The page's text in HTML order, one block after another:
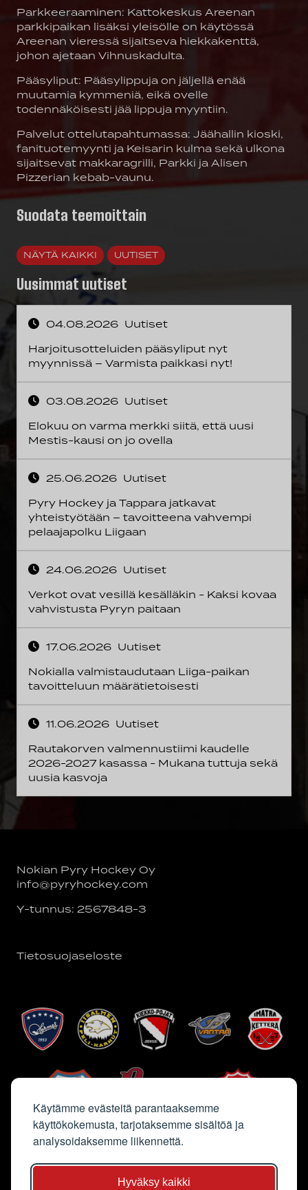
Käytämme evästeitä parantaaksemme
käyttökokemusta, tarjotaksemme sisältöä ja
analysoidaksemme liikennettä.
Hyväksy kaikki
Parkkeeraaminen: Kattokeskus Areenan
parkkipaikan lisäksi yleisölle on käytössä
Areenan vieressä sijaitseva hiekkakenttä,
johon ajetaan Vihnuskadulta.
Pääsyliput: Pääsylippuja on jäljellä enää
muutamia kymmeniä, eikä ovelle
todennäköisesti jää lippuja myyntiin.
Palvelut ottelutapahtumassa: Jäähallin kioski,
fanituotemyynti ja Keisarin kulma sekä ulkona
sijaitsevat makkaragrilli, Parkki ja Alisen
Pizzerian kebab-vaunu.
Suodata teemoittain
NÄYTÄ KAIKKI UUTISET
Uusimmat uutiset
04.08.2026 Uutiset
Harjoitusotteluiden pääsyliput nyt
myynnissä – Varmista paikkasi nyt!
03.08.2026 Uutiset
Elokuu on varma merkki siitä, että uusi
Mestis-kausi on jo ovella
25.06.2026 Uutiset
Pyry Hockey ja Tappara jatkavat
yhteistyötään – tavoitteena vahvempi
pelaajapolku Liigaan
24.06.2026 Uutiset
Verkot ovat vesillä kesälläkin - Kaksi kovaa
vahvistusta Pyryn paitaan
17.06.2026 Uutiset
Nokialla valmistaudutaan Liiga-paikan
tavoitteluun määrätietoisesti
11.06.2026 Uutiset
Rautakorven valmennustiimi kaudelle
2026-2027 kasassa - Mukana tuttuja sekä
uusia kasvoja
Nokian Pyry Hockey Oy
info@pyryhockey.com
Y-tunnus: 2567848-3
Tietosuojaseloste